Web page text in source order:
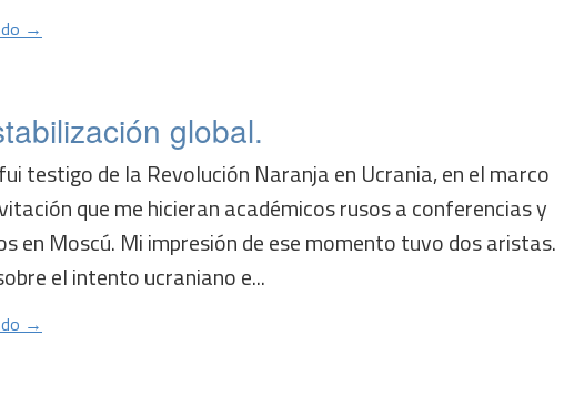
→
global.
testigo de la Revolución Naranja en Ucrania, en el marco
que me hicieran académicos rusos a conferencias y
en Moscú. Mi impresión de ese momento tuvo dos aristas.
el intento ucraniano e...
→